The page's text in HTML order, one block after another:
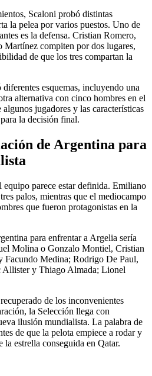
Scaloni probó distintas
la pelea por varios puestos. Uno de
es la defensa. Cristian Romero,
compiten por dos lugares,
de que los tres compartan la
esquemas, incluyendo una
alternativa con cinco hombres en el
jugadores y las características
la decisión final.
de Argentina para
equipo parece estar definida. Emiliano
palos, mientras que el mediocampo
que fueron protagonistas en la
para enfrentar a Argelia sería
Molina o Gonzalo Montiel, Cristian
Facundo Medina; Rodrigo De Paul,
Allister y Thiago Almada; Lionel
de los inconvenientes
la Selección llega con
ilusión mundialista. La palabra de
de que la pelota empiece a rodar y
estrella conseguida en Qatar.